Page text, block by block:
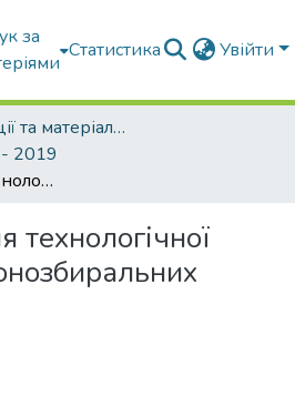
за
Статистика Увійти
Конференції та матеріали конференцій
2019
Прогнозування технологічної надійності льонозбиральних комбайнів
технологічної